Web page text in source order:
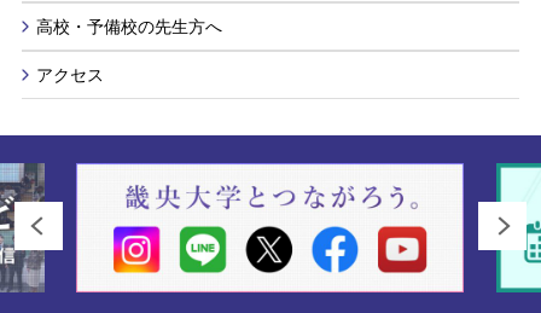
高校・予備校の先生方へ
アクセス